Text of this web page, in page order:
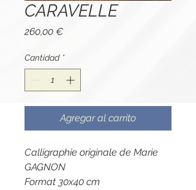
CARAVELLE
260,00 €Precio
Cantidad *
Agregar al carrito
Calligraphie originale de Marie
GAGNON
Format 30x40 cm